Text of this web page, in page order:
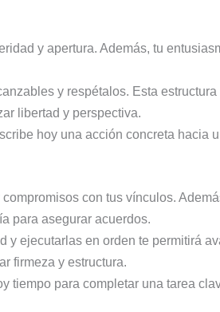
y apertura. Además, tu
y respétalos. Esta
libertad y perspectiva.
hoy una acción concreta hacia
con tus vínculos.
para asegurar acuerdos.
y ejecutarlas en orden te permitirá
firmeza y estructura.
tiempo para completar una tarea